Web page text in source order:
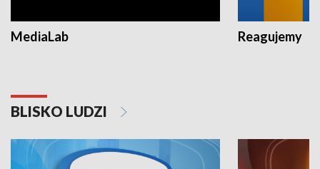
MediaLab Reagujemy
BLISKO LUDZI